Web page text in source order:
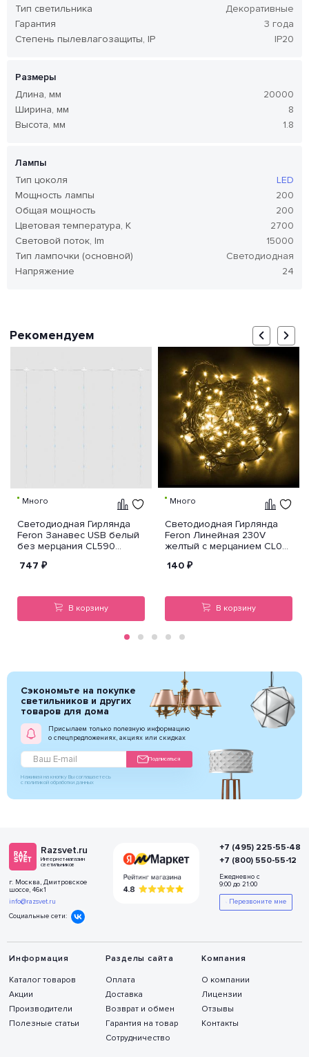
Тип светильника
Декоративные
Гарантия
3 года
Степень пылевлагозащиты, IP
IP20
Размеры
Длина, мм
20000
Ширина, мм
8
Высота, мм
1.8
Лампы
Тип цоколя
LED
Мощность лампы
200
Общая мощность
200
Цветовая температура, K
2700
Световой поток, lm
15000
Тип лампочки (основной)
Светодиодная
Напряжение
24
Рекомендуем
Много
Светодиодная Гирлянда
Feron Занавес USB белый
без мерцания CL590
747 ₽
В корзину
Много
Светодиодная Гирлянда
Feron Линейная 230V
желтый с мерцанием CL05
140 ₽
В корзину
Сэкономьте на покупке
светильников и других
товаров для дома
Присылаем только полезную информацию
о спецпредложениях, акциях или скидках
Подписаться
Нажимая на кнопку Вы соглашаетесь
с политикой обработки данных
Razsvet.ru
Интернет-магазин
светильников
г. Москва, Дмитровское
шоссе, 46к1
info@razsvet.ru
Социальные сети:
Информация
Каталог товаров
Акции
Производители
Полезные статьи
Разделы сайта
Оплата
Доставка
Возврат и обмен
Гарантия на товар
Сотрудничество
Компания
О компании
Лицензии
Отзывы
Контакты
+7 (495) 225-55-48
+7 (800) 550-55-12
Ежедневно с
9:00 до 21:00
Перезвоните мне